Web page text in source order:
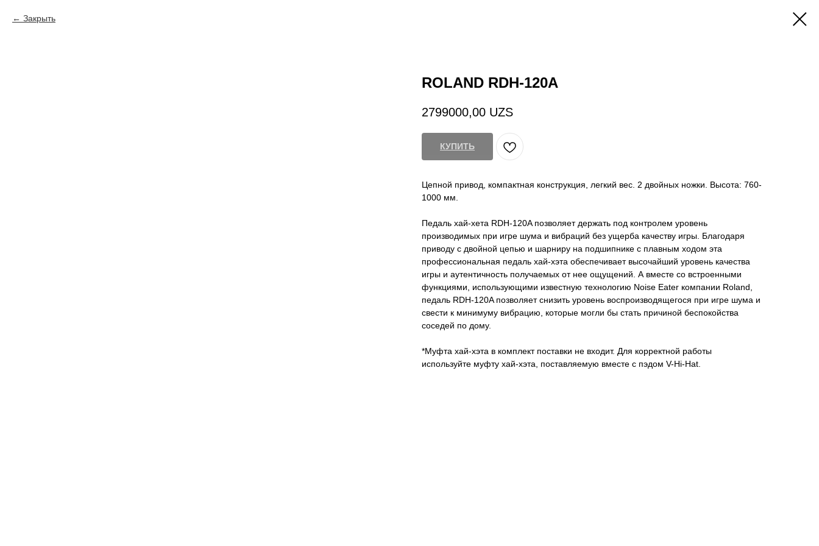
Закрыть
ROLAND RDH-120A
2799000,00 UZS
КУПИТЬ
Цепной привод, компактная конструкция, легкий вес. 2 двойных ножки. Высота: 760-
1000 мм.
Педаль хай-хета RDH-120A позволяет держать под контролем уровень
производимых при игре шума и вибраций без ущерба качеству игры. Благодаря
приводу с двойной цепью и шарниру на подшипнике с плавным ходом эта
профессиональная педаль хай-хэта обеспечивает высочайший уровень качества
игры и аутентичность получаемых от нее ощущений. А вместе со встроенными
функциями, использующими известную технологию Noise Eater компании Roland,
педаль RDH-120A позволяет снизить уровень воспроизводящегося при игре шума и
свести к минимуму вибрацию, которые могли бы стать причиной беспокойства
соседей по дому.
*Муфта хай-хэта в комплект поставки не входит. Для корректной работы
используйте муфту хай-хэта, поставляемую вместе с пэдом V-Hi-Hat.